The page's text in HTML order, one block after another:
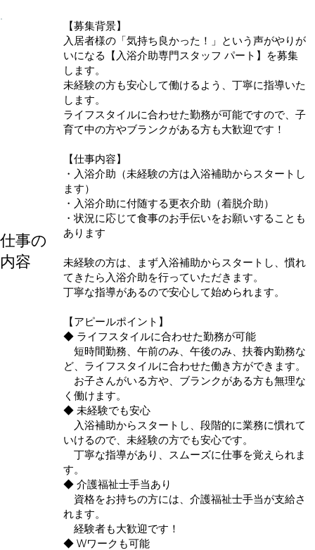
仕事の
内容
【募集背景】
入居者様の「気持ち良かった！」という声がやりが
いになる【入浴介助専門スタッフ パート】を募集
します。
未経験の方も安心して働けるよう、丁寧に指導いた
します。
ライフスタイルに合わせた勤務が可能ですので、子
育て中の方やブランクがある方も大歓迎です！
【仕事内容】
・入浴介助（未経験の方は入浴補助からスタートし
ます）
・入浴介助に付随する更衣介助（着脱介助）
・状況に応じて食事のお手伝いをお願いすることも
あります
未経験の方は、まず入浴補助からスタートし、慣れ
てきたら入浴介助を行っていただきます。
丁寧な指導があるので安心して始められます。
【アピールポイント】
◆ ライフスタイルに合わせた勤務が可能
短時間勤務、午前のみ、午後のみ、扶養内勤務な
ど、ライフスタイルに合わせた働き方ができます。
お子さんがいる方や、ブランクがある方も無理な
く働けます。
◆ 未経験でも安心
入浴補助からスタートし、段階的に業務に慣れて
いけるので、未経験の方でも安心です。
丁寧な指導があり、スムーズに仕事を覚えられま
す。
◆ 介護福祉士手当あり
資格をお持ちの方には、介護福祉士手当が支給さ
れます。
経験者も大歓迎です！
◆ Wワークも可能